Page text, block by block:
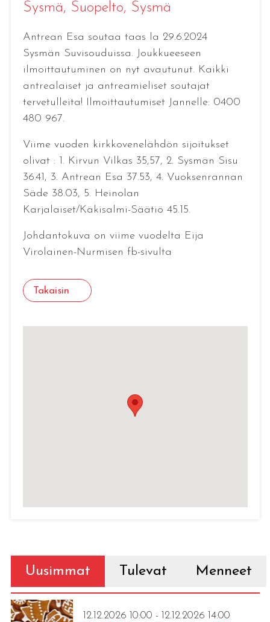
Sysmä, Suopelto, Sysmä
Antrean Esa soutaa taas la 29.6.2024
Sysmän Suvisouduissa. Joukkueeseen
ilmoittautuminen on nyt avautunut. Kaikki
antrealaiset ja antreamieliset soutajat
tervetulleita! Ilmoittautumiset Jannelle: 0400
480 967.
Viime vuoden kirkkovenelähdön sijoitukset
olivat : 1. Kirvun Vilkas 35,57, 2. Sysmän Sisu
36.41, 3. Antrean Esa 37.53, 4. Vuoksenrannan
Säde 38.03, 5. Heinolan
Karjalaiset/Käkisalmi-Säätiö 45.15.
Johdantokuva on viime vuodelta Eija
Virolainen-Nurmisen fb-sivulta
Takaisin
Uusimmat Tulevat Menneet
12.12.2026 10:00 - 12.12.2026 14:00